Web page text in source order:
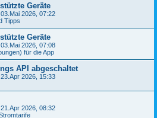
Geräte
03.Mai 2026, 07:22
Tipps
Geräte
03.Mai 2026, 07:08
für die App
API abgeschaltet
23.Apr 2026, 15:33
21.Apr 2026, 08:32